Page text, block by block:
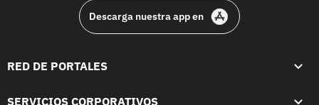
Descarga nuestra app en
RED DE PORTALES
SERVICIOS CORPORATIVOS